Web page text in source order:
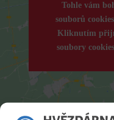
Tohle vám
souborů
Kliknutím
soubory